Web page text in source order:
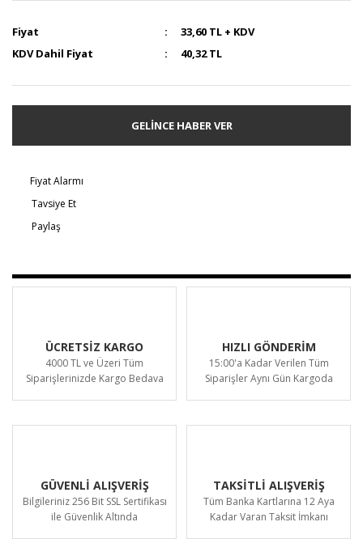
Fiyat
33,60 TL + KDV
KDV Dahil Fiyat
40,32 TL
GELİNCE HABER VER
Fiyat Alarmı
Tavsiye Et
Paylaş
ÜCRETSİZ KARGO
4000 TL ve Üzeri Tüm
Siparişlerinizde Kargo Bedava
HIZLI GÖNDERİM
15:00'a Kadar Verilen Tüm
Siparişler Aynı Gün Kargoda
GÜVENLİ ALIŞVERİŞ
Bilgileriniz 256 Bit SSL Sertifikası
ile Güvenlik Altında
TAKSİTLİ ALIŞVERİŞ
Tüm Banka Kartlarına 12 Aya
Kadar Varan Taksit İmkanı